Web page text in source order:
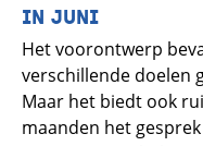
IN JUNI
Het voorontwerp
verschillende doelen
Maar het biedt ook
maanden het